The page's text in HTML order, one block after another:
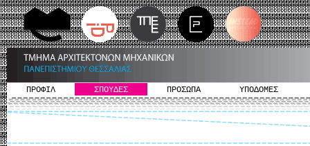
ΠΡΟΦΙΛ ΣΠΟΥΔΕΣ ΠΡΟΣΩΠΑ ΥΠΟΔΟΜΕΣ